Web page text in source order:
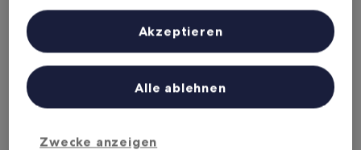
Silver Cloud Hotel
Inhalte, Messung von Werbeleistung und der Performance von Inhalten,
Zielgruppenforschung sowie Entwicklung und Verbesserung von
Liste der Partner (Lieferanten)
Zwecke anzeigen
Alle ablehnen
Akzeptieren